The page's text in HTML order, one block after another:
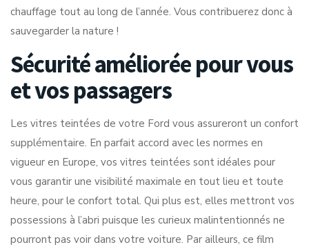
chauffage tout au long de l’année. Vous contribuerez donc à
sauvegarder la nature !
Sécurité améliorée pour vous
et vos passagers
Les vitres teintées de votre Ford vous assureront un confort
supplémentaire. En parfait accord avec les normes en
vigueur en Europe, vos vitres teintées sont idéales pour
vous garantir une visibilité maximale en tout lieu et toute
heure, pour le confort total. Qui plus est, elles mettront vos
possessions à l’abri puisque les curieux malintentionnés ne
pourront pas voir dans votre voiture. Par ailleurs, ce film